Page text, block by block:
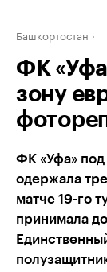
Башкортостан
ФК
зону
ФК «Уфа»
одержала
матче 19-го
принимала